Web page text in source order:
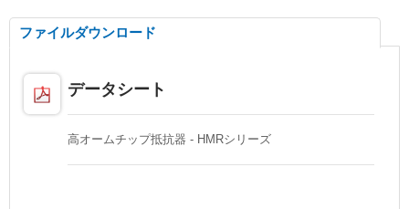
ファイルダウンロード
データシート
高オームチップ抵抗器 - HMRシリーズ